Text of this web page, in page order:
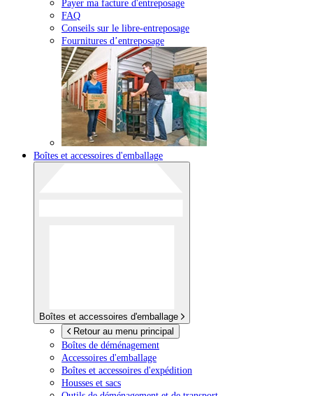
Payer ma facture d'entreposage
FAQ
Conseils sur le libre-entreposage
Fournitures d’entreposage
Boîtes et accessoires d'emballage
Boîtes et accessoires d'emballage
Retour au menu principal
Boîtes de déménagement
Accessoires d'emballage
Boîtes et accessoires d'expédition
Housses et sacs